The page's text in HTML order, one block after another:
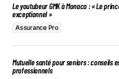
Le youtubeur GMK à Monaco : « Le
exceptionnel »
Assurance Pro
Mutuelle santé pour seniors : conseils
professionnels